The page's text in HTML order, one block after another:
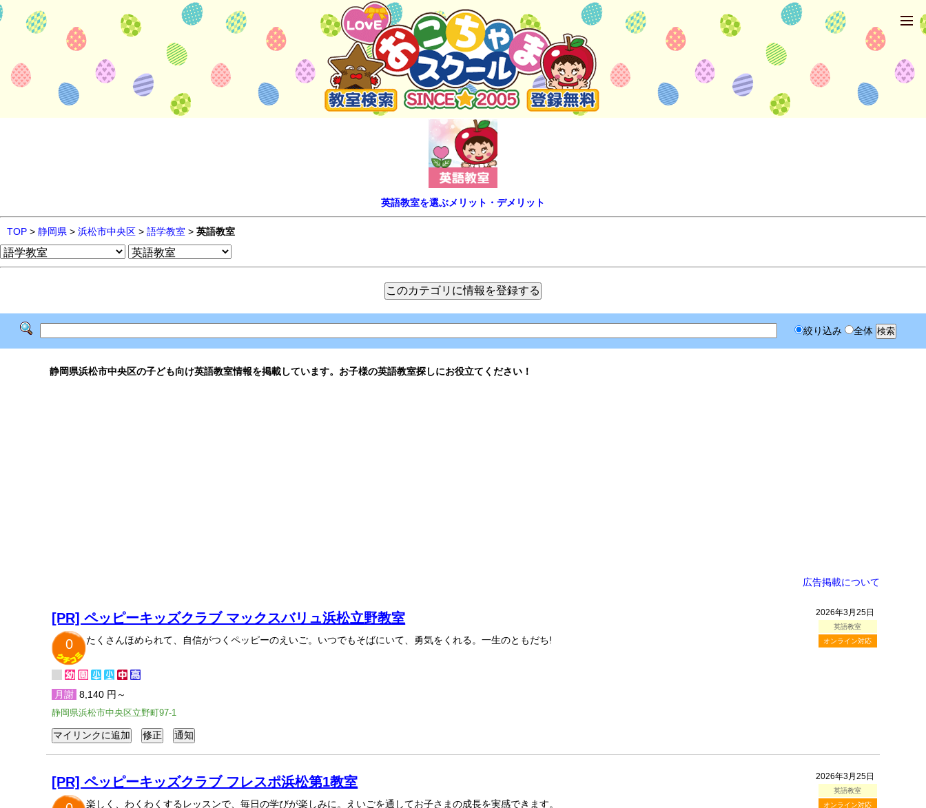
英語教室を選ぶメリット・デメリット
TOP > 静岡県 > 浜松市中央区 > 語学教室 > 英語教室
絞り込み 全体
静岡県浜松市中央区の子ども向け英語教室情報を掲載しています。お子様の英語教室探しにお役立てください！
広告掲載について
2026年3月25日
英語教室
オンライン対応
[PR] ペッピーキッズクラブ マックスバリュ浜松立野教室
0
たくさんほめられて、自信がつくペッピーのえいご。いつでもそばにいて、勇気をくれる。一生のともだち!
月謝 8,140 円～
静岡県浜松市中央区立野町97-1
2026年3月25日
英語教室
オンライン対応
[PR] ペッピーキッズクラブ フレスポ浜松第1教室
楽しく、わくわくするレッスンで、毎日の学びが楽しみに。えいごを通してお子さまの成長を実感できます。